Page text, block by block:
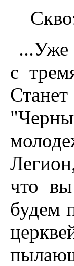
...Уже
с
что
будем